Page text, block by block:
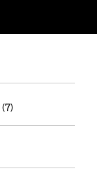
(7)